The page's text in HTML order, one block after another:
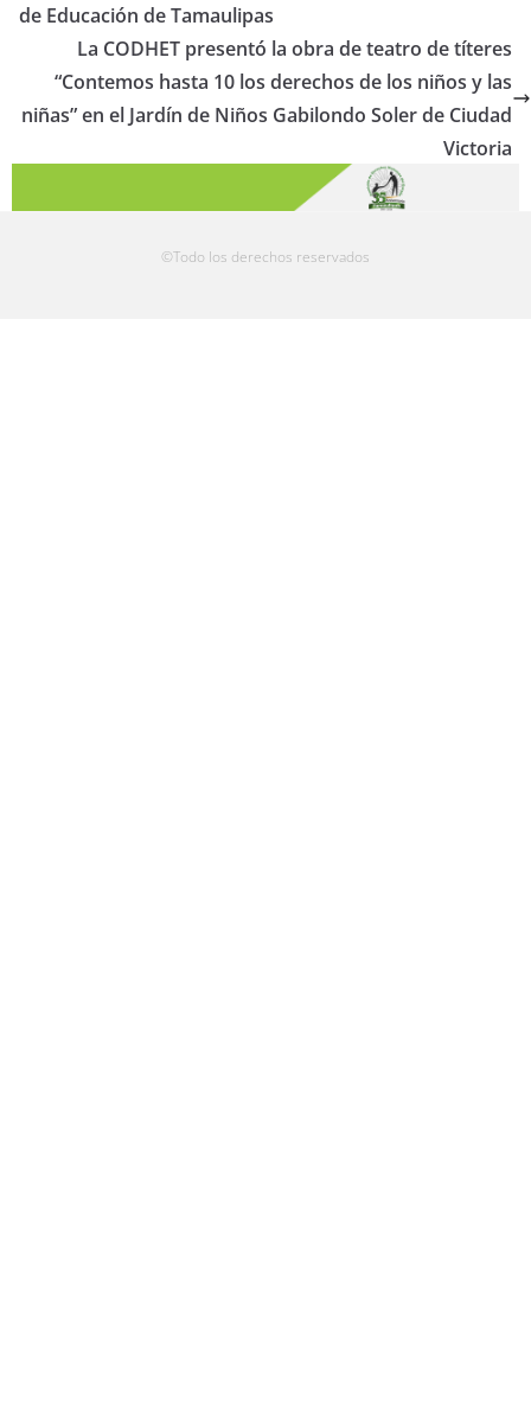
de Educación de Tamaulipas
La CODHET presentó la obra de teatro de títeres
“Contemos hasta 10 los derechos de los niños y las
niñas” en el Jardín de Niños Gabilondo Soler de Ciudad
Victoria
©Todo los derechos reservados